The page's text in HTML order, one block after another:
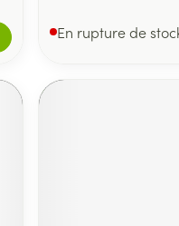
En rupture de